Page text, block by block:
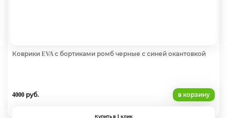
Коврики EVA с бортиками ромб черные с синей окантовкой
4000 руб. в корзину
Купить в 1 клик